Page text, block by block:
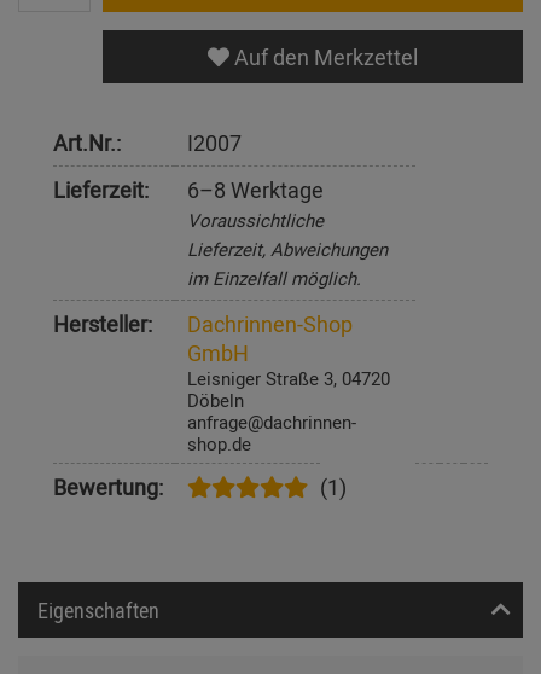
Auf den Merkzettel
Art.Nr.:
I2007
Lieferzeit:
6–8 Werktage
Voraussichtliche
Lieferzeit, Abweichungen
im Einzelfall möglich.
Hersteller:
Dachrinnen-Shop
GmbH
Leisniger Straße 3, 04720
Döbeln
anfrage@dachrinnen-
shop.de
Bewertung: (1)
Eigenschaften